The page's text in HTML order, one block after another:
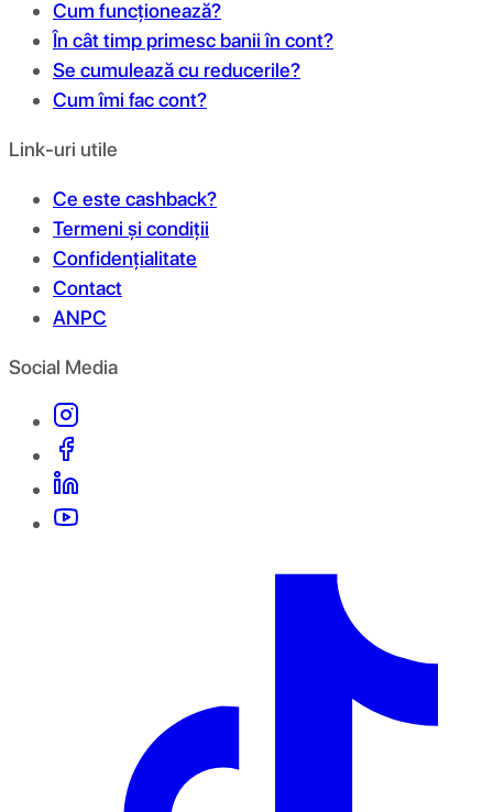
Cum funcționează?
În cât timp primesc banii în cont?
Se cumulează cu reducerile?
Cum îmi fac cont?
Link-uri utile
Ce este cashback?
Termeni și condiții
Confidențialitate
Contact
ANPC
Social Media